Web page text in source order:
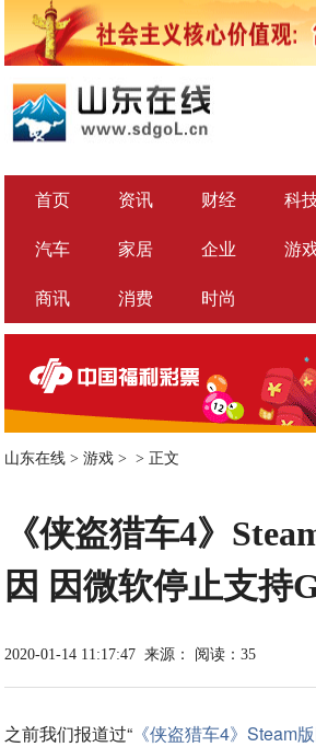
首页 资讯 财经 科
汽车 家居 企业 游
商讯 消费 时尚
山东在线 >游戏 > > 正文
《侠盗猎车4》
因 因微软停止支持
2020-01-14 11:17:47 来源： 阅读：35
之前我们报道过“ 《侠盗猎车4》Steam